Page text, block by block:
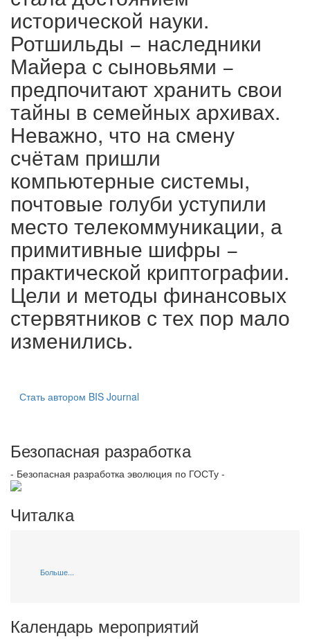
исторической науки.
Ротшильды − наследники
Майера с сыновьями −
предпочитают хранить свои
тайны в семейных архивах.
Неважно, что на смену
счётам пришли
компьютерные системы,
почтовые голуби уступили
место телекоммуникации, а
примитивные шифры −
практической криптографии.
Цели и методы финансовых
стервятников с тех пор мало
изменились.
Стать автором BIS Journal
Безопасная разработка
- Безопасная разработка эволюция по ГОСТу -
Читалка
Больше...
Календарь мероприятий